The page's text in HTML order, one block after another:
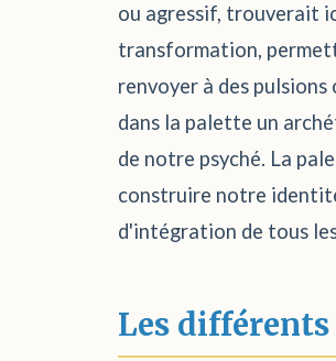
ou agressif, trouverait
transformation,
renvoyer à des
dans la palette un
de notre psyché. La
construire notre
d'intégration de tous
Les